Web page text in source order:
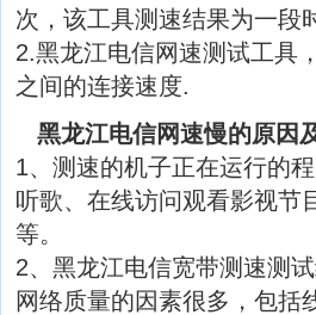
次，该工具测速结果为一段
2.黑龙江电信网速测试工具
之间的连接速度.
黑龙江电信网速慢的原因
1、测速的机子正在运行的
听歌、在线访问观看影视节
等。
2、黑龙江电信宽带测速测
网络质量的因素很多，包括